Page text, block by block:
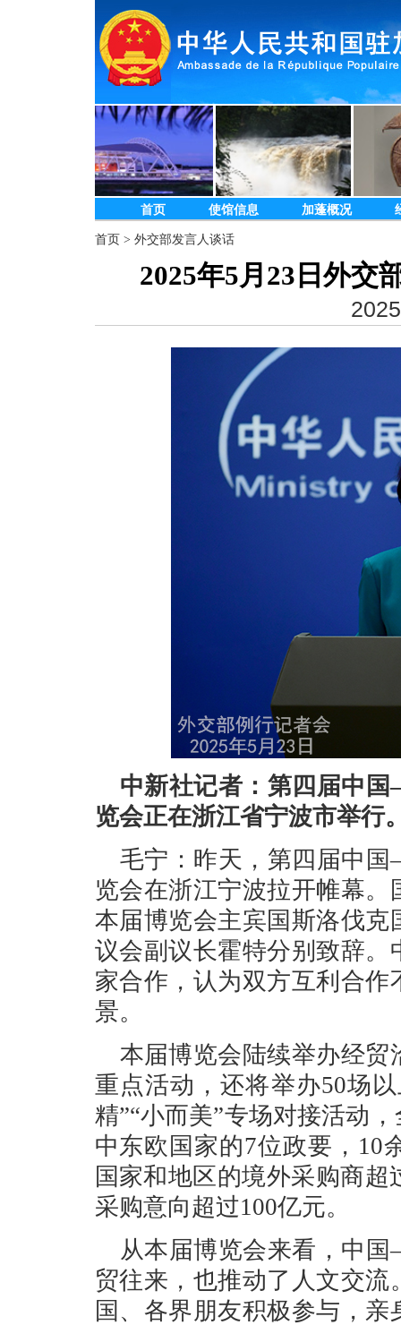
首页 使馆信息 加蓬概况
首页 > 外交部发言人谈话
2025年5月23日外交
中新社记者：第四届中
览会正在浙江省宁波市举行
毛宁：昨天，第四届中
览会在浙江宁波拉开帷幕
本届博览会主宾国斯洛伐
议会副议长霍特分别致辞
家合作，认为双方互利合
景。
本届博览会陆续举办经贸
重点活动，还将举办50场
精”“小而美”专场对接活动
中东欧国家的7位政要，10
国家和地区的境外采购商
采购意向超过100亿元。
从本届博览会来看，中
贸往来，也推动了人文交
国、各界朋友积极参与，